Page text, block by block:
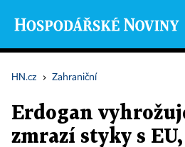
HN.cz › Zahraniční
Erdogan
zmrazí styky s